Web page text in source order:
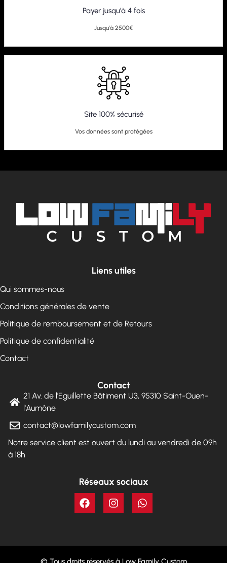
Payer jusqu'à 4 fois
Jusqu'à 2500€
Site 100% sécurisé
Vos données sont protégées
Liens utiles
Qui sommes-nous
Conditions générales de vente
Politique de remboursement et de Retours
Politique de confidentialité
Contact
Contact
21 Av. de l'Eguillette Bâtiment U3, 95310 Saint-Ouen-
l'Aumône
contact@lowfamilycustom.com
Notre service client est ouvert du lundi au vendredi de 09h
à 18h
Réseaux sociaux